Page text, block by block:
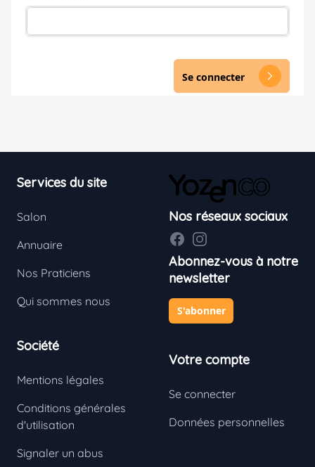
Se connecter arrow_forward_ios
Services du site
Salon
Annuaire
Nos Praticiens
Qui sommes nous
Société
Mentions légales
Conditions générales
d'utilisation
Signaler un abus
Nos réseaux sociaux
FacebookInstagram
Abonnez-vous à notre
newsletter
S'abonner
Votre compte
Se connecter
Données personnelles